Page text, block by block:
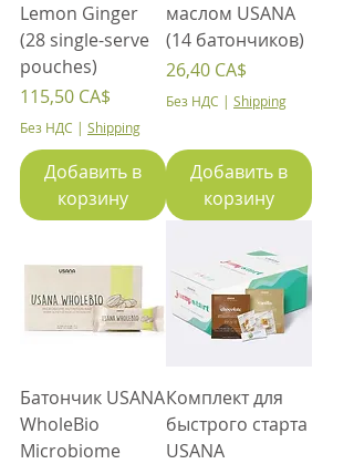
Lemon Ginger
(28 single-serve
pouches)
Цена
115,50 CA$
Без НДС | Shipping
Добавить в
корзину
маслом USANA
(14 батончиков)
Цена
26,40 CA$
Без НДС | Shipping
Добавить в
корзину
Батончик USANA
WholeBio
Microbiome
Комплект для
быстрого старта
USANA